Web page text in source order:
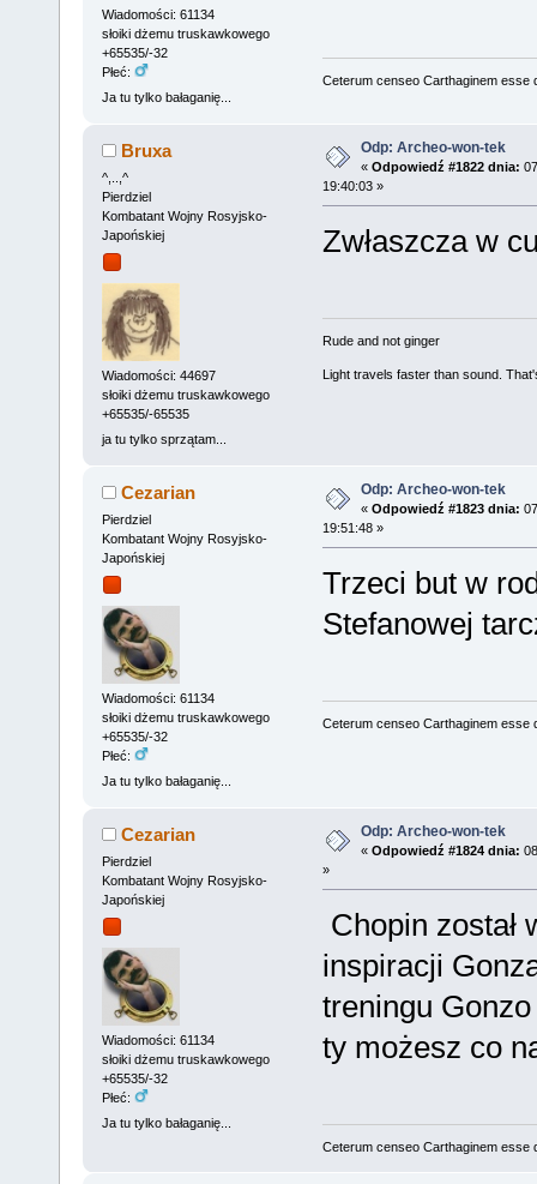
Wiadomości: 61134
słoiki dżemu truskawkowego
+65535/-32
Płeć:
Ja tu tylko bałaganię...
Ceterum censeo Carthaginem esse
Bruxa
^,..,^
Pierdziel
Kombatant Wojny Rosyjsko-
Japońskiej
Wiadomości: 44697
słoiki dżemu truskawkowego
+65535/-65535
ja tu tylko sprzątam...
Odp: Archeo-won-tek
« Odpowiedź #1822 dnia:
19:40:03 »
Zwłaszcza w
Rude and not ginger
Light travels faster than sound.
Cezarian
Pierdziel
Kombatant Wojny Rosyjsko-
Japońskiej
Wiadomości: 61134
słoiki dżemu truskawkowego
+65535/-32
Płeć:
Ja tu tylko bałaganię...
Odp: Archeo-won-tek
« Odpowiedź #1823 dnia:
19:51:48 »
Trzeci but w
Stefanowej
Ceterum censeo Carthaginem esse
Cezarian
Pierdziel
Kombatant Wojny Rosyjsko-
Japońskiej
Wiadomości: 61134
słoiki dżemu truskawkowego
+65535/-32
Płeć:
Ja tu tylko bałaganię...
Odp: Archeo-won-tek
« Odpowiedź #1824 dnia:
»
Chopin został
inspiracji
treningu
ty możesz co
Ceterum censeo Carthaginem esse